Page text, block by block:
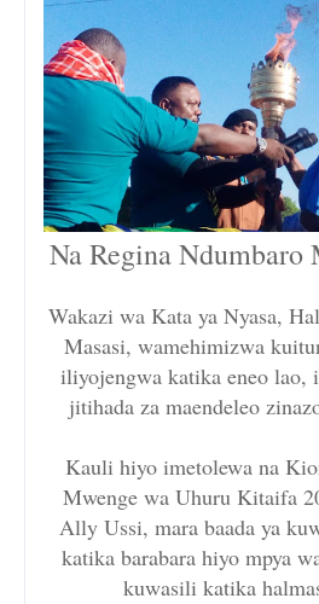
Na Regina Ndumbaro
Wakazi wa Kata ya Nyasa,
Masasi, wamehimizwa
iliyojengwa katika eneo lao,
jitihada za maendeleo
Kauli hiyo imetolewa na
Mwenge wa Uhuru Kitaifa
Ally Ussi, mara baada ya
katika barabara hiyo mpya
kuwasili katika